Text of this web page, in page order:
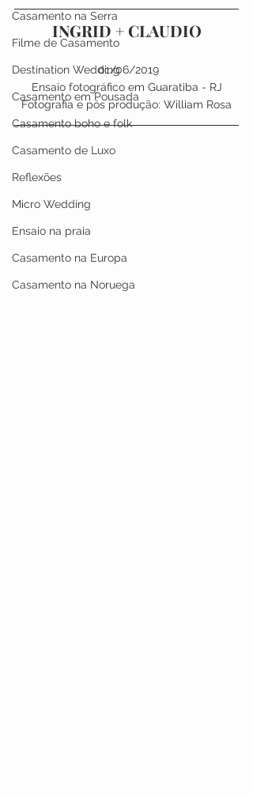
Casamento na Serra
Filme de Casamento
Destination Wedding
Casamento em Pousada
Casamento boho e folk
Casamento de Luxo
Reflexões
Micro Wedding
Ensaio na praia
Casamento na Europa
Casamento na Noruega
INGRID + CLAUDIO
01/06/2019
Ensaio fotográfico em Guaratiba - RJ
Fotografia e pós produção: William Rosa